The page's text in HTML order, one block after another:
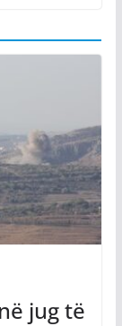
jug të